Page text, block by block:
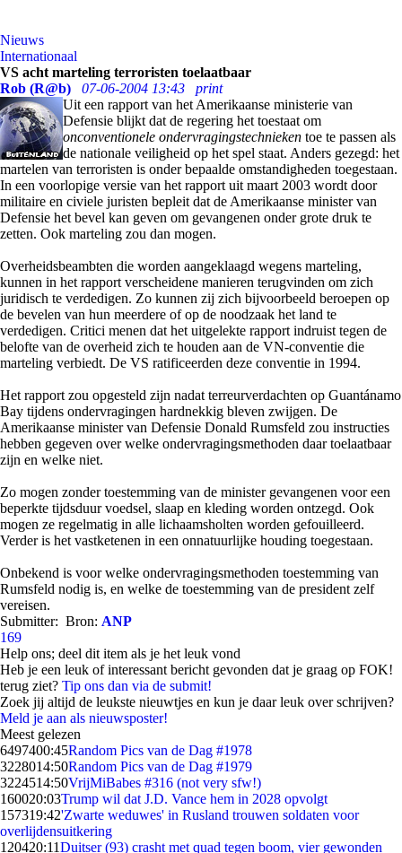
Nieuws
Internationaal
VS acht marteling terroristen toelaatbaar
Rob (R@b)
07-06-2004 13:43
print
Uit een rapport van het Amerikaanse ministerie van
Defensie blijkt dat de regering het toestaat om
onconventionele ondervragingstechnieken toe te passen als
de nationale veiligheid op het spel staat. Anders gezegd: het
martelen van terroristen is onder bepaalde omstandigheden toegestaan.
In een voorlopige versie van het rapport uit maart 2003 wordt door
militaire en civiele juristen bepleit dat de Amerikaanse minister van
Defensie het bevel kan geven om gevangenen onder grote druk te
zetten. Ook marteling zou dan mogen.
Overheidsbeambten die worden aangeklaagd wegens marteling,
kunnen in het rapport verscheidene manieren terugvinden om zich
juridisch te verdedigen. Zo kunnen zij zich bijvoorbeeld beroepen op
de bevelen van hun meerdere of op de noodzaak het land te
verdedigen. Critici menen dat het uitgelekte rapport indruist tegen de
belofte van de overheid zich te houden aan de VN-conventie die
marteling verbiedt. De VS ratificeerden deze conventie in 1994.
Het rapport zou opgesteld zijn nadat terreurverdachten op Guantánamo
Bay tijdens ondervragingen hardnekkig bleven zwijgen. De
Amerikaanse minister van Defensie Donald Rumsfeld zou instructies
hebben gegeven over welke ondervragingsmethoden daar toelaatbaar
zijn en welke niet.
Zo mogen zonder toestemming van de minister gevangenen voor een
beperkte tijdsduur voedsel, slaap en kleding worden ontzegd. Ook
mogen ze regelmatig in alle lichaamsholten worden gefouilleerd.
Verder is het vastketenen in een onnatuurlijke houding toegestaan.
Onbekend is voor welke ondervragingsmethoden toestemming van
Rumsfeld nodig is, en welke de toestemming van de president zelf
vereisen.
Submitter: Bron: ANP
169
Help ons; deel dit item als je het leuk vond
Heb je een leuk of interessant bericht gevonden dat je graag op FOK!
terug ziet? Tip ons dan via de submit!
Zoek jij altijd de leukste nieuwtjes en kun je daar leuk over schrijven?
Meld je aan als nieuwsposter!
Meest gelezen
6497400:45Random Pics van de Dag #1978
3228014:50Random Pics van de Dag #1979
3224514:50VrijMiBabes #316 (not very sfw!)
160020:03Trump wil dat J.D. Vance hem in 2028 opvolgt
157319:42'Zwarte weduwes' in Rusland trouwen soldaten voor
overlijdensuitkering
120420:11Duitser (93) crasht met quad tegen boom, vier gewonden